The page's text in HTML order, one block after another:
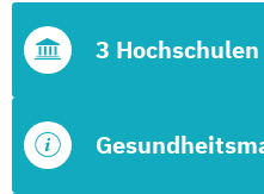
3 Hochschulen